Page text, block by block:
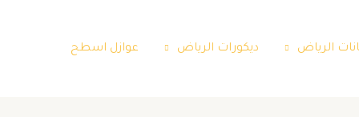
الرياض ديكورات الرياض عوازل اسطح